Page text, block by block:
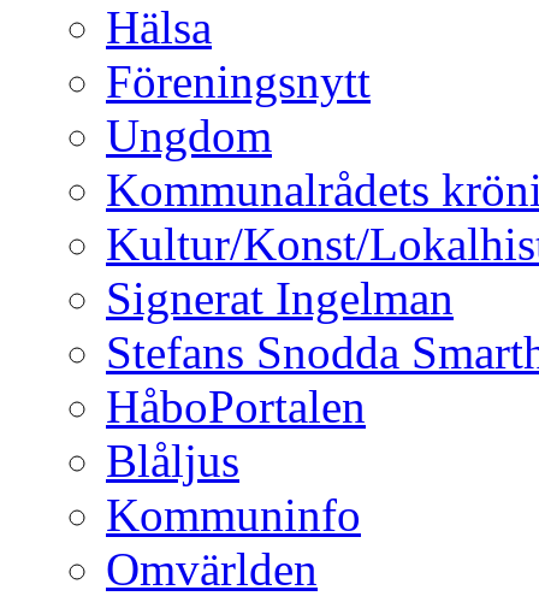
Hälsa
Föreningsnytt
Ungdom
Kommunalrådets
Kultur/Konst/
Signerat Ingelman
Stefans Snodda
HåboPortalen
Blåljus
Kommuninfo
Omvärlden